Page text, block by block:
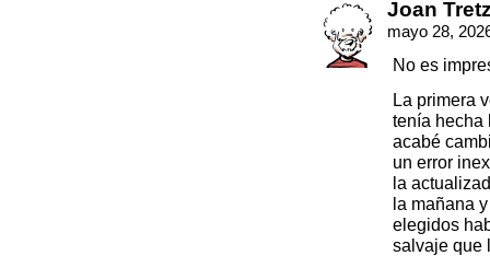
Joan
mayo 28,
No es
La primera
tenía hecha
acabé
un error
la
la mañana
elegidos
salvaje que